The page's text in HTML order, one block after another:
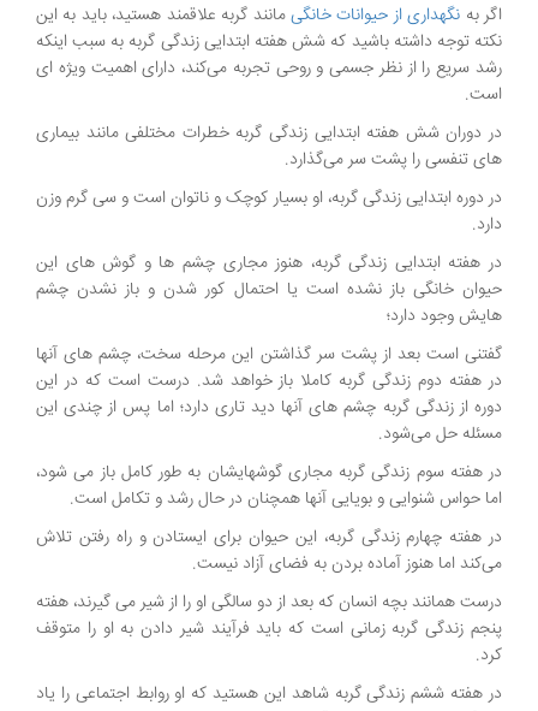
اگر به نگهداری از حیوانات خانگیمانند گربه علاقمند هستید، باید به این
نکته توجه داشته باشید که شش هفته ابتدایی زندگی گربه به سبب اینکه
رشد سریع را از نظر جسمی و روحی تجربه می‌کند، دارای اهمیت ویژه ای
است.
در دوران شش هفته ابتدایی زندگی گربه خطرات مختلفی مانند بیماری
های تنفسی را پشت سر می‌گذارد.
در دوره ابتدایی زندگی گربه، او بسیار کوچک و ناتوان است و سی گرم وزن
دارد.
در هفته ابتدایی زندگی گربه، هنوز مجاری چشم ها و گوش های این
حیوان خانگی باز نشده است یا احتمال کور شدن و باز نشدن چشم
هایش وجود دارد؛
گفتنی است بعد از پشت سر گذاشتن این مرحله سخت، چشم های آنها
در هفته دوم زندگی گربه کاملا باز خواهد شد. درست است که در این
دوره از زندگی گربه چشم های آنها دید تاری دارد؛ اما پس از چندی این
مسئله حل می‌شود.
در هفته سوم زندگی گربه مجاری گوشهایشان به طور کامل باز می شود،
اما حواس شنوایی و بویایی آنها همچنان در حال رشد و تکامل است.
در هفته چهارم زندگی گربه، این حیوان برای ایستادن و راه رفتن تلاش
می‌کند اما هنوز آماده بردن به فضای آزاد نیست.
درست همانند بچه انسان که بعد از دو سالگی او را از شیر می گیرند، هفته
پنجم زندگی گربه زمانی است که باید فرآیند شیر دادن به او را متوقف
کرد.
در هفته ششم زندگی گربه شاهد این هستید که او روابط اجتماعی را یاد